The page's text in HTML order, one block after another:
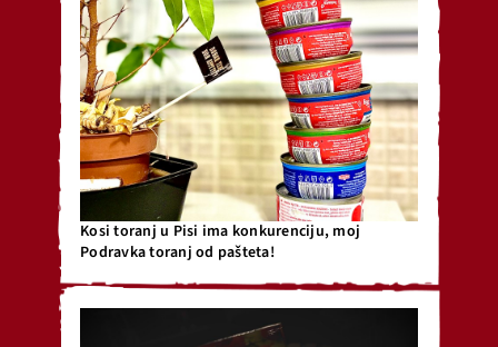
Kosi toranj u Pisi ima konkurenciju, moj
Podravka toranj od pašteta!